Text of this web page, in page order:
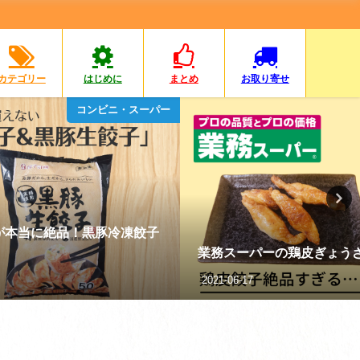
テゴリー はじめに まとめ お取り寄せ
コンビニ・スーパー
最強に絶品すぎる デートにオススメ！東京で
2023-05-28